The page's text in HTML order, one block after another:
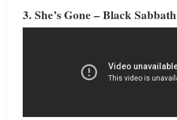
3. She’s Gone – Black Sabbath